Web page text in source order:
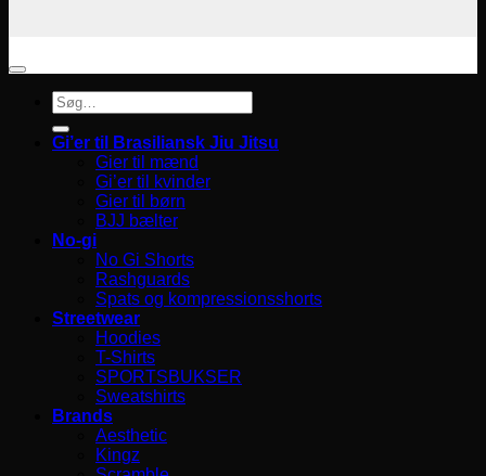
Søg
efter:
Gi’er til Brasiliansk Jiu Jitsu
Gier til mænd
Gi’er til kvinder
Gier til børn
BJJ bælter
No-gi
No Gi Shorts
Rashguards
Spats og kompressionsshorts
Streetwear
Hoodies
T-Shirts
SPORTSBUKSER
Sweatshirts
Brands
Aesthetic
Kingz